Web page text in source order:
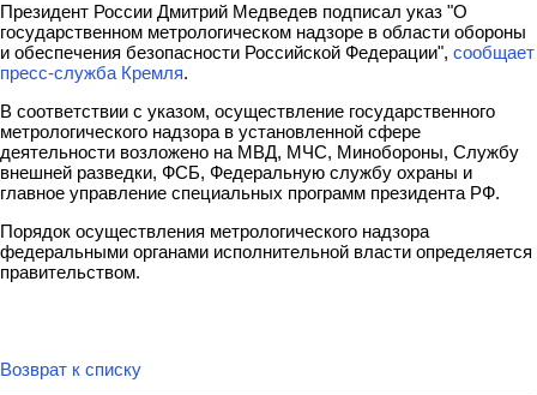
Президент России Дмитрий Медведев подписал указ "О
государственном метрологическом надзоре в области обороны
и обеспечения безопасности Российской Федерации", сообщает
пресс-служба Кремля.
В соответствии с указом, осуществление государственного
метрологического надзора в установленной сфере
деятельности возложено на МВД, МЧС, Минобороны, Службу
внешней разведки, ФСБ, Федеральную службу охраны и
главное управление специальных программ президента РФ.
Порядок осуществления метрологического надзора
федеральными органами исполнительной власти определяется
правительством.
Возврат к списку